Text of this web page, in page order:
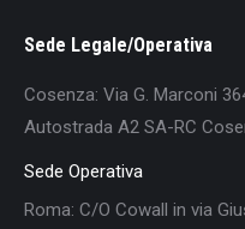
Sede Legale/Operativa
Cosenza: Via G. Marconi
Autostrada A2 SA-RC
Sede Operativa
Roma: C/O Cowall in via